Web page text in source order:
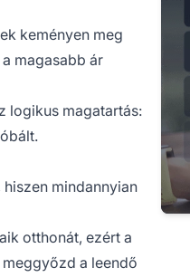
keményen meg
magasabb ár
logikus magatartás:
mindannyian
otthonát, ezért a
a leendő